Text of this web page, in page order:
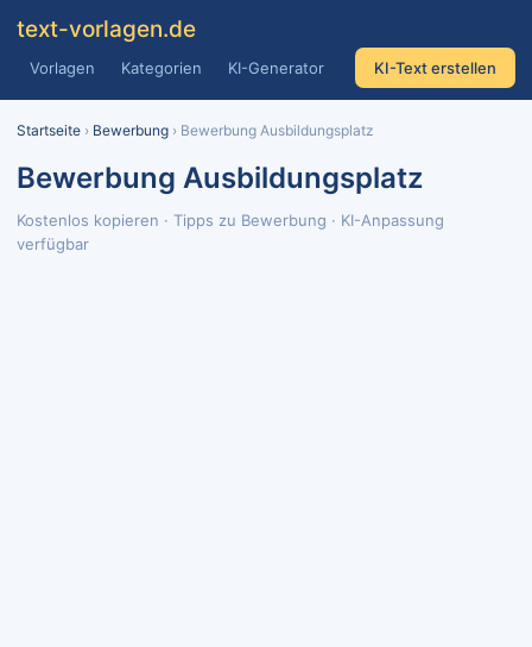
text-vorlagen.de
Vorlagen Kategorien KI-Generator KI-Text erstellen
Startseite › Bewerbung › Bewerbung Ausbildungsplatz
Bewerbung Ausbildungsplatz
Kostenlos kopieren · Tipps zu Bewerbung · KI-Anpassung
verfügbar